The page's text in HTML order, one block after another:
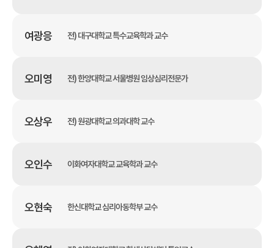
여광응 전) 대구대학교 특수교육학과 교수
오미영 전) 한양대학교 서울병원 임상심리전문가
오상우 전) 원광대학교 의과대학 교수
오인수 이화여자대학교 교육학과 교수
오현숙 한신대학교 심리아동학부 교수